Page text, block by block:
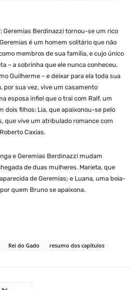
Geremias Berdinazzi tornou-se um rico
é um homem solitário que não
membros de sua família, e cujo único
– a sobrinha que ele nunca conheceu,
Guilherme – e deixar para ela toda sua
por sua vez, vive um casamento
esposa infiel que o trai com Ralf, um
dois filhos: Lia, que apaixonou-se pelo
que vive um atribulado romance com
Caxias.
e Geremias Berdinazzi mudam
de duas mulheres. Marieta, que
de Geremias; e Luana, uma boia-
quem Bruno se apaixona.
Rei do Gado resumo dos capítulos